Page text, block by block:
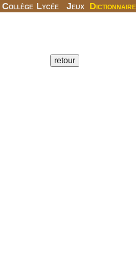
Collège Lycée Jeux Dictionnaire